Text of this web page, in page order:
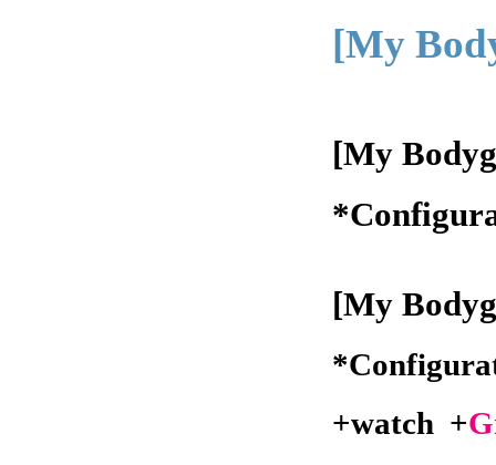
[My
[My
[My
+watch +